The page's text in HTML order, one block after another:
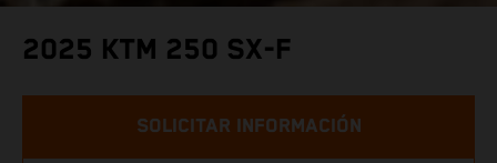
2025 KTM 250 SX-F
SOLICITAR INFORMACIÓN